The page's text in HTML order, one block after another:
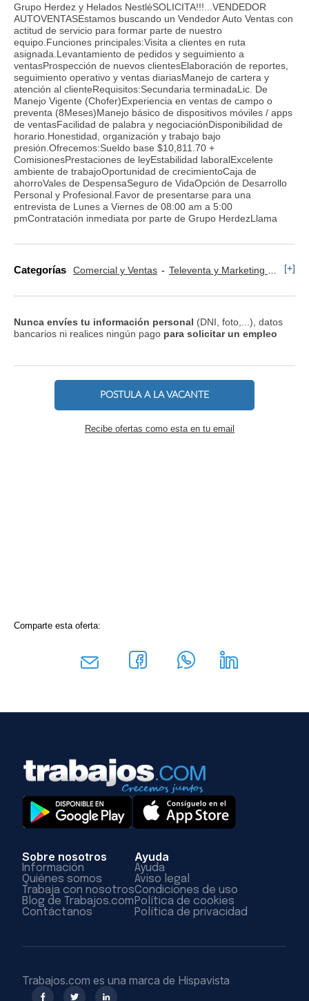
Grupo Herdez y Helados NestléSOLICITA!!!...VENDEDOR
AUTOVENTASEstamos buscando un Vendedor Auto Ventas con
actitud de servicio para formar parte de nuestro
equipo.Funciones principales:Visita a clientes en ruta
asignada.Levantamiento de pedidos y seguimiento a
ventasProspección de nuevos clientesElaboración de reportes,
seguimiento operativo y ventas diariasManejo de cartera y
atención al clienteRequisitos:Secundaria terminadaLic. De
Manejo Vigente (Chofer)Experiencia en ventas de campo o
preventa (8Meses)Manejo básico de dispositivos móviles / apps
de ventasFacilidad de palabra y negociaciónDisponibilidad de
horario.Honestidad, organización y trabajo bajo
presión.Ofrecemos:Sueldo base $10,811.70 +
ComisionesPrestaciones de leyEstabilidad laboralExcelente
ambiente de trabajoOportunidad de crecimientoCaja de
ahorroVales de DespensaSeguro de VidaOpción de Desarrollo
Personal y Profesional.Favor de presentarse para una
entrevista de Lunes a Viernes de 08:00 am a 5:00
pmContratación inmediata por parte de Grupo HerdezLlama
Categorías Comercial y Ventas Televenta y Marketing Telefónico [+]
Nunca envíes tu información personal (DNI, foto,...), datos
bancarios ni realices ningún pago para solicitar un empleo
POSTULA A LA VACANTE
Recibe ofertas como esta en tu email
Comparte esta oferta:
Sobre nosotros
Información
Quiénes somos
Trabaja con nosotros
Blog de Trabajos.com
Contáctanos
Ayuda
Ayuda
Aviso legal
Condiciones de uso
Política de cookies
Política de privacidad
Trabajos.com es una marca de Hispavista